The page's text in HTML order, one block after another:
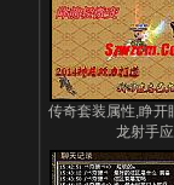
传奇套装属性,睁开
龙射手应